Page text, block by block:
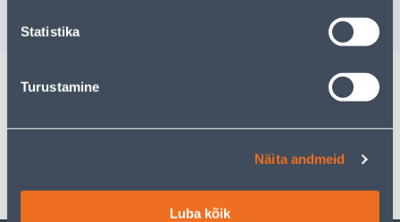
Statistika
Turustamine
Näita andmeid
Luba kõik
sisselogitud